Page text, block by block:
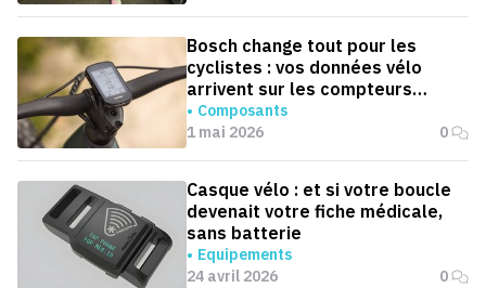
Bosch change tout pour les
cyclistes : vos données vélo
arrivent sur les compteurs
Garmin
Composants
1 mai 2026
0
Casque vélo : et si votre boucle
devenait votre fiche médicale,
sans batterie
Equipements
24 avril 2026
0